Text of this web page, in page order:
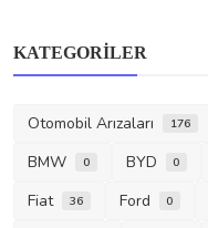
KATEGORILER
Otomobil Arızaları 176
BMW 0 BYD 0
Fiat 36 Ford 0